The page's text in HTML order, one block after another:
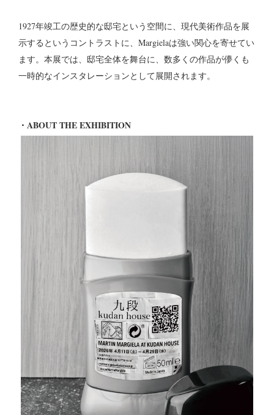
1927年竣工の歴史的な邸宅という空間に、現代美術作品を展
示するというコントラストに、Margielaは強い関心を寄せてい
ます。本展では、邸宅全体を舞台に、数多くの作品が儚くも
一時的なインスタレーションとして展開されます。
・ABOUT THE EXHIBITION